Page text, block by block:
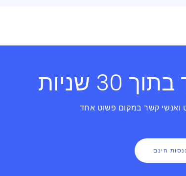
שניות
ואנשי קשר במקום פשוט אחד
חינם